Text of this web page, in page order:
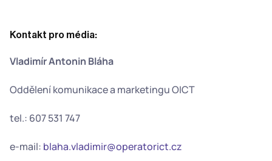
Kontakt pro média:
Vladimír Antonin Bláha
Oddělení komunikace a marketingu OICT
tel.: 607 531 747
e-mail: blaha.vladimir@operatorict.cz